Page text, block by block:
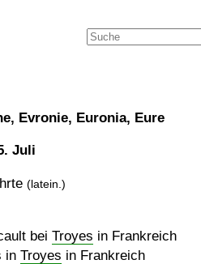
Evronie, Euronia, Eure
Juli
(latein.)
bei Troyes in Frankreich
in Troyes in Frankreich